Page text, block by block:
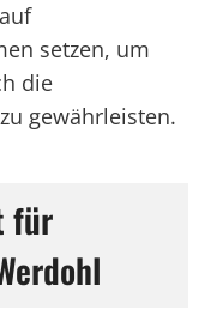
setzen, um
die
gewährleisten.
für